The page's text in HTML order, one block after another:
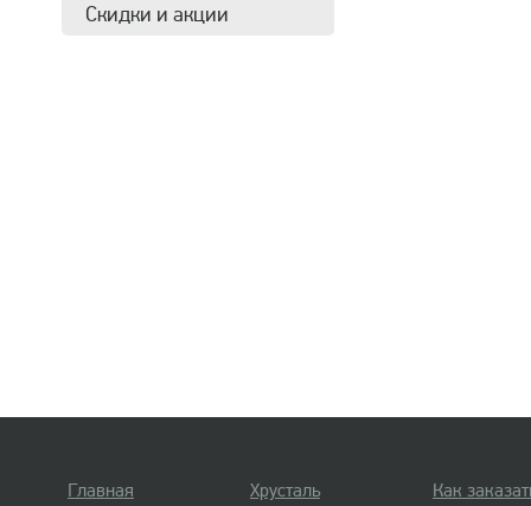
Скидки и акции
Главная Хрусталь Как